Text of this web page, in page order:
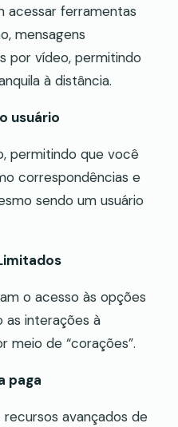
acessar ferramentas
mensagens
por vídeo, permitindo
à distância.
usuário
permitindo que você
correspondências e
sendo um usuário
o acesso às opções
as interações à
meio de “corações”.
paga
avançados de